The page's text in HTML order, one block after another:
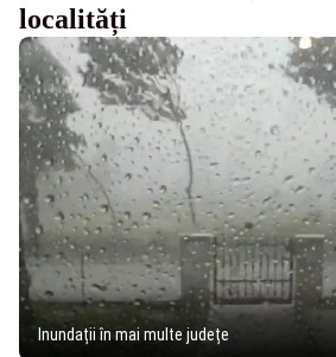
localități
Inundații în mai multe județe